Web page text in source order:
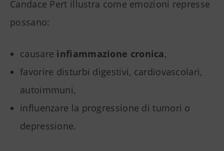
Candace Pert illustra come emozioni represse
possano:
causare infiammazione cronica,
favorire disturbi digestivi, cardiovascolari,
autoimmuni,
influenzare la progressione di tumori o
depressione.